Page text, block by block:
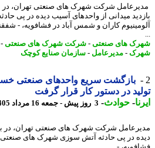
شرکت شهرک های صنعتی تهران، در
میدانی از واحدهای آسیب دیده در پی
کاران و شمس آباد در فشافویه، -
های صنعتی-شرکت شهرک های صنعتی-
- مدیرعامل-سازمان صنایع کوچک
بازگشت سریع واحدهای صنعتی خسارت
در دستور کار قرار گرفت
-حوادث -3 روز پیش - جمعه 16 مرداد 1405، 17:35
شرکت شهرک های صنعتی تهران، در
در پی حادثه آتش سوزی شهرک های صنعتی